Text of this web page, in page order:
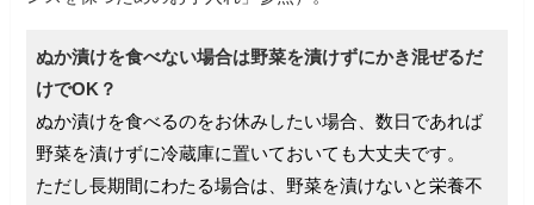
ぬか漬けを食べない場合は野菜を漬けずにかき混ぜるだ
けでOK？
ぬか漬けを食べるのをお休みしたい場合、数日であれば
野菜を漬けずに冷蔵庫に置いておいても大丈夫です。
ただし長期間にわたる場合は、野菜を漬けないと栄養不